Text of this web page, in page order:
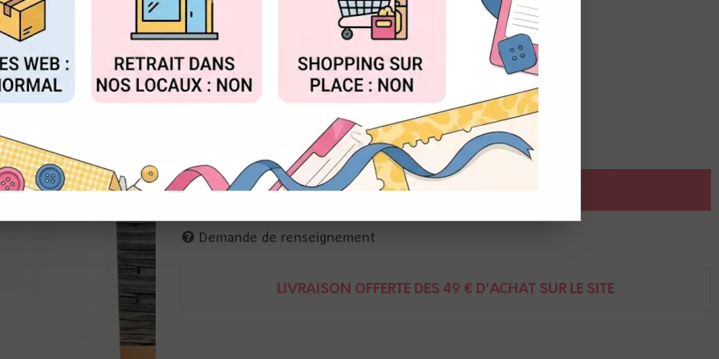
Valable jusqu'à épuisement du stock
Réf. :AR-10.2206
Alexandra Renke
Papier scrap imprimé , l'arbre de vie
belle qualité type aquarelle pour y travailler la couleur.
Demande de renseignement
LIVRAISON OFFERTE DÈS 49 € D'ACHAT SUR LE SITE
ACCEPTER TOUT